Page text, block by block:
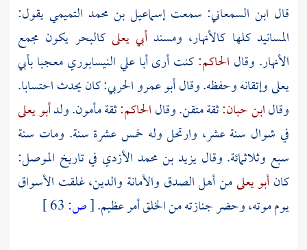
قال ابن السمعاني: سمعتإسماعيل بن محمد التميمي يقول:
المسانيد كلها كالأنهار، ومسند أبي يعلىكالبحر يكون مجمع
الأنهار. وقال الحاكم:كنت أرىأبا علي النيسابوريمعجبابأبي
يعلىوإتقانه وحفظه. وقالأبو عمرو الحربي:كان يحدث احتسابا.
وقالابن حبان:ثقة متقن. وقالالحاكم:ثقة مأمون. ولدأبو يعلى
في شوال سنة عشر، وارتحل وله خمس عشرة سنة. ومات سنة
سبع وثلاثمائة. وقاليزيد بن محمد الأزدي في تاريخ الموصل:
كانأبو يعلىمن أهل الصدق والأمانة والدين، غلقت الأسواق
يوم موته، وحضر جنازته من الخلق أمر عظيم.[ص: